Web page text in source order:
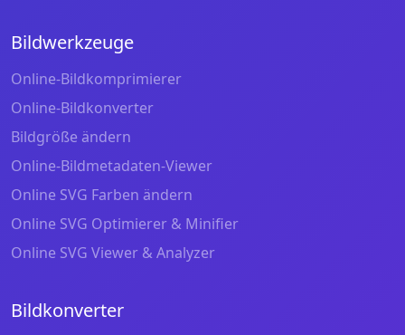
Bildwerkzeuge
Online-Bildkomprimierer
Online-Bildkonverter
Bildgröße ändern
Online-Bildmetadaten-Viewer
Online SVG Farben ändern
Online SVG Optimierer & Minifier
Online SVG Viewer & Analyzer
Bildkonverter